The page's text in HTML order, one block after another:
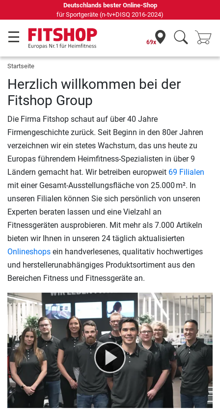
Deutschlands bester Online-Shop
für Sportgeräte (n-tv+DISQ 2016-2024)
69x
Startseite
Herzlich willkommen bei der
Fitshop Group
Die Firma Fitshop schaut auf über 40 Jahre
Firmengeschichte zurück. Seit Beginn in den 80er Jahren
verzeichnen wir ein stetes Wachstum, das uns heute zu
Europas führendem Heimfitness-Spezialisten in über 9
Ländern gemacht hat. Wir betreiben europweit 69 Filialen
mit einer Gesamt-Ausstellungsfläche von 25.000 m². In
unseren Filialen können Sie sich persönlich von unseren
Experten beraten lassen und eine Vielzahl an
Fitnessgeräten ausprobieren. Mit mehr als 7.000 Artikeln
bieten wir Ihnen in unseren 24 täglich aktualisierten
Onlineshops ein handverlesenes, qualitativ hochwertiges
und herstellerunabhängiges Produktsortiment aus den
Bereichen Fitness und Fitnessgeräte an.